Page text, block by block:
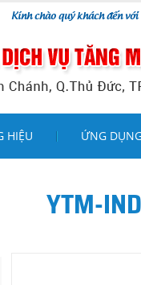
quý khách đến với website
HIỆU ỨNG
YTM-